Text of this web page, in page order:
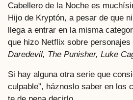
Cabellero de la Noche es
Hijo de Kryptón, a pesar de que
llega a entrar en la misma
que hizo Netflix sobre
Daredevil, The Punisher, Luke
Si hay alguna otra serie que
culpable”, háznoslo saber en los